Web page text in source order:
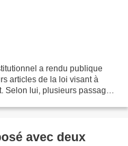
a rendu publique
articles de la loi visant à
lui, plusieurs passages
avec deux